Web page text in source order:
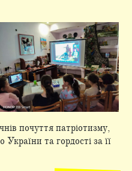
почуття патріотизму,
та гордості за її